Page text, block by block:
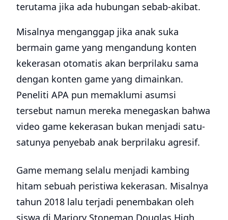
terutama jika ada hubungan sebab-akibat.
Misalnya menganggap jika anak suka
bermain game yang mengandung konten
kekerasan otomatis akan berprilaku sama
dengan konten game yang dimainkan.
Peneliti APA pun memaklumi asumsi
tersebut namun mereka menegaskan bahwa
video game kekerasan bukan menjadi satu-
satunya penyebab anak berprilaku agresif.
Game memang selalu menjadi kambing
hitam sebuah peristiwa kekerasan. Misalnya
tahun 2018 lalu terjadi penembakan oleh